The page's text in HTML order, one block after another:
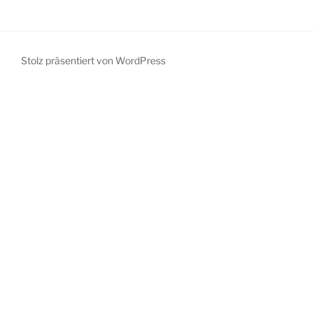
Stolz präsentiert von WordPress